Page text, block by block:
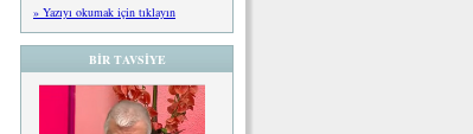
» Yazıyı okumak için tıklayın
BİR TAVSİYE